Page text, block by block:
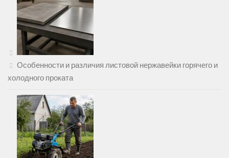
Особенности и различия листовой нержавейки горячего и
холодного проката